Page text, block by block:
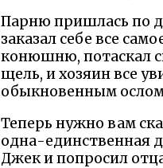
Парню пришлась по
заказал себе все
конюшню, потаскал
щель, и хозяин все
обыкновенным
Теперь нужно вам
одна-единственная
Джек и попросил